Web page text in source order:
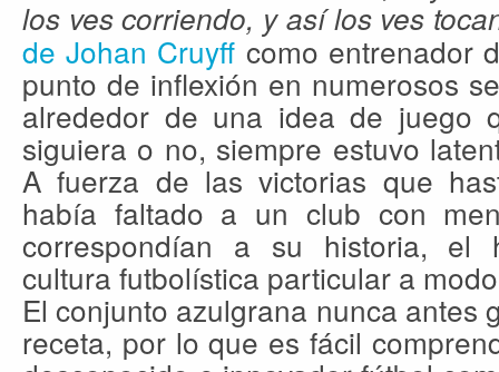
los ves corriendo, y así los ves
de Johan Cruyff como entrenador
punto de inflexión en numerosos
alrededor de una idea de juego
siguiera o no, siempre estuvo
A fuerza de las victorias que
había faltado a un club con
correspondían a su historia, el
cultura futbolística particular a
El conjunto azulgrana nunca antes
receta, por lo que es fácil